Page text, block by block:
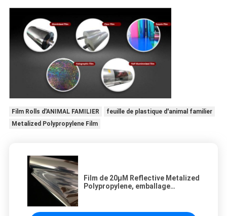
Film Rolls d'ANIMAL FAMILIER
feuille de plastique d'animal familier
Metalized Polypropylene Film
Film de 20μM Reflective Metalized
Polypropylene, emballage